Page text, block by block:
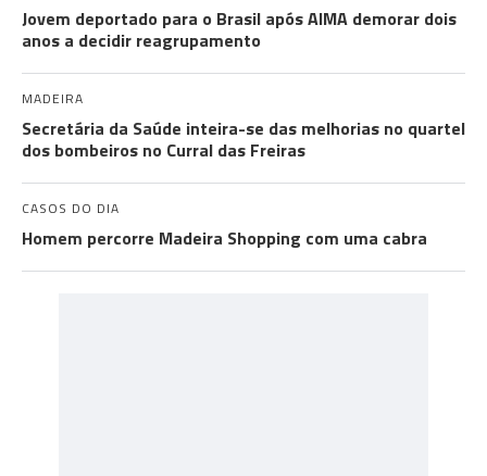
Jovem deportado para o Brasil após AIMA demorar dois
anos a decidir reagrupamento
MADEIRA
Secretária da Saúde inteira-se das melhorias no quartel
dos bombeiros no Curral das Freiras
CASOS DO DIA
Homem percorre Madeira Shopping com uma cabra